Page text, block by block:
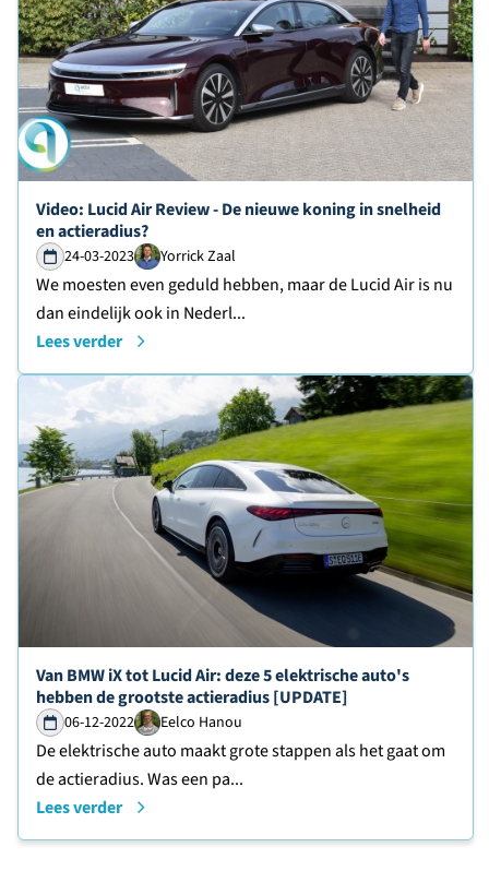
Lees verder over
Video: Lucid Air Review - De nieuwe koning in snelheid
en actieradius?
24-03-2023 Yorrick Zaal
We moesten even geduld hebben, maar de Lucid Air is nu
dan eindelijk ook in Nederl...
Lees verder
Lees verder over
Van BMW iX tot Lucid Air: deze 5 elektrische auto's
hebben de grootste actieradius [UPDATE]
06-12-2022 Eelco Hanou
De elektrische auto maakt grote stappen als het gaat om
de actieradius. Was een pa...
Lees verder